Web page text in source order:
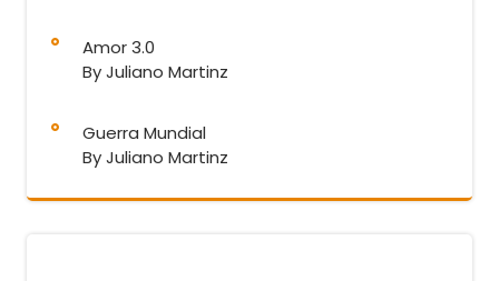
Amor 3.0
By Juliano Martinz
Guerra Mundial
By Juliano Martinz